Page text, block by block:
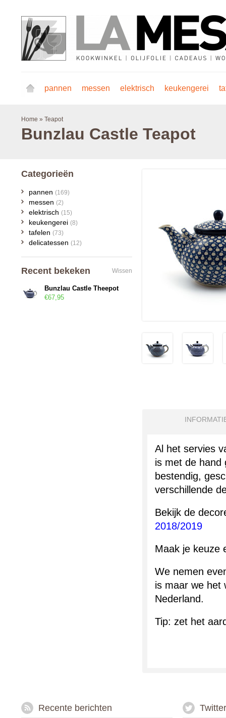
pannen messen elektrisch keukengerei
Home » Teapot
Bunzlau Castle Teapot
Al het servies
is met de hand
bestendig,
verschillende
Bekijk de
2018/2019
Maak je keuze
We nemen
is maar we het
Nederland.
Tip: zet het
Categorieën
pannen (169)
messen (2)
elektrisch (15)
keukengerei (8)
tafelen (73)
delicatessen (12)
Recent bekeken Wissen
Bunzlau Castle Theepot
€67,95
Recente berichten Twitter